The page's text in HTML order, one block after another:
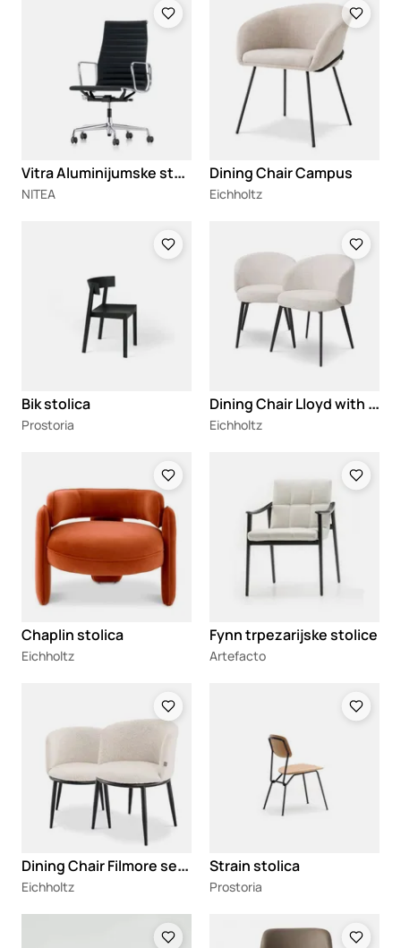
V
itra Aluminijumske stolice 117/118/119
NITEA
Dining Chair Campus
Eichholtz
Bik stolica
Prostoria
D
ining Chair Lloyd with arm set of 2
Eichholtz
Chaplin stolica
Eichholtz
Fynn trpezarijske stolice
Artefacto
D
ining Chair Filmore set of 2
Eichholtz
Strain stolica
Prostoria